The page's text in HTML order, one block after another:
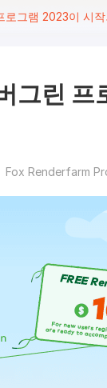
로그램 2023이 시
그린
Fox Renderfarm